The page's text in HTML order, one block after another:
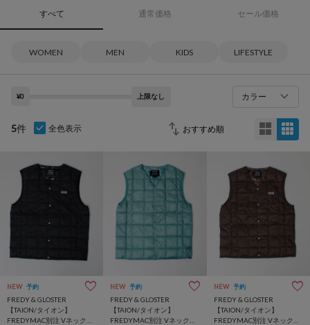
すべて 通常価格 セール価格
WOMEN MEN KIDS LIFESTYLE
¥0 上限なし カラー
5件 全色表示
NEW 予約
FREDY & GLOSTER
【TAION/タイオン】
FREDYMAC別注 Vネックイ
NEW 予約
FREDY & GLOSTER
【TAION/タイオン】
FREDYMAC別注 Vネックイ
NEW 予約
FREDY & GLOSTER
【TAION/タイオン】
FREDYMAC別注 Vネックイ